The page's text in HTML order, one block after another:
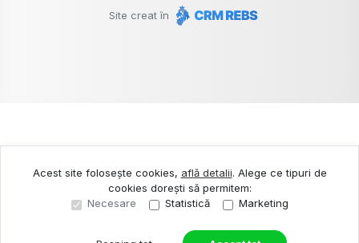
Site creat în
Acest site folosește cookies, află detalii. Alege ce tipuri de
cookies dorești să permitem:
Necesare
Statistică Marketing